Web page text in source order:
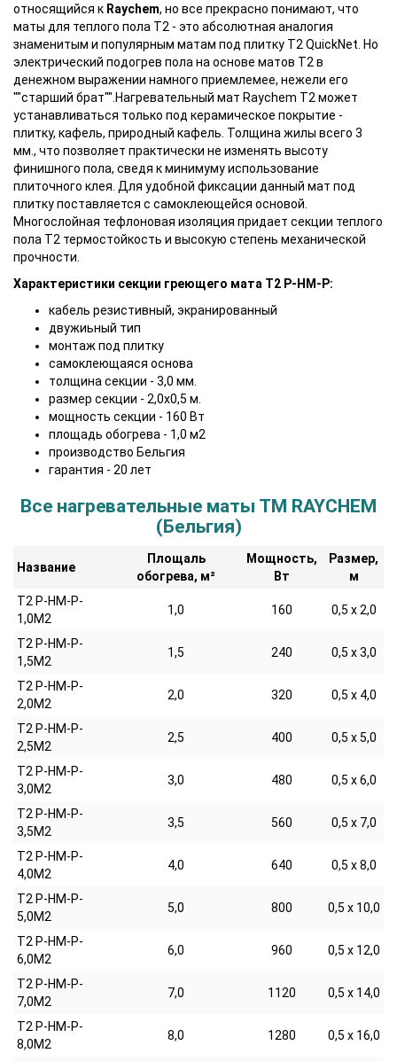
относящийся к Raychem, но все прекрасно понимают, что
маты для теплого пола Т2 - это абсолютная аналогия
знаменитым и популярным матам под плитку T2 QuickNet. Но
электрический подогрев пола на основе матов T2 в
денежном выражении намного приемлемее, нежели его
""старший брат"".Нагревательный мат Raychem T2 может
устанавливаться только под керамическое покрытие -
плитку, кафель, природный кафель. Толщина жилы всего 3
мм., что позволяет практически не изменять высоту
финишного пола, сведя к минимуму использование
плиточного клея. Для удобной фиксации данный мат под
плитку поставляется с самоклеющейся основой.
Многослойная тефлоновая изоляция придает секции теплого
пола Т2 термостойкость и высокую степень механической
прочности.
Характеристики секции греющего мата T2 P-HM-P:
кабель резистивный, экранированный
двужиьный тип
монтаж под плитку
самоклеющаяся основа
толщина секции - 3,0 мм.
размер секции - 2,0х0,5 м.
мощность секции - 160 Вт
площадь обогрева - 1,0 м2
производство Бельгия
гарантия - 20 лет
Все нагревательные маты ТМ RAYCHEM
(Бельгия)
Название
Площаль
обогрева, м²
Мощность,
Вт
Размер,
м
T2 P-HM-P-
1,0M2
1,0 160 0,5 х 2,0
T2 P-HM-P-
1,5M2
1,5 240 0,5 х 3,0
T2 P-HM-P-
2,0M2
2,0 320 0,5 х 4,0
T2 P-HM-P-
2,5M2
2,5 400 0,5 х 5,0
T2 P-HM-P-
3,0M2
3,0 480 0,5 х 6,0
T2 P-HM-P-
3,5M2
3,5 560 0,5 х 7,0
T2 P-HM-P-
4,0M2
4,0 640 0,5 х 8,0
T2 P-HM-P-
5,0M2
5,0 800 0,5 х 10,0
T2 P-HM-P-
6,0M2
6,0 960 0,5 х 12,0
T2 P-HM-P-
7,0M2
7,0 1120 0,5 х 14,0
T2 P-HM-P-
8,0M2
8,0 1280 0,5 х 16,0